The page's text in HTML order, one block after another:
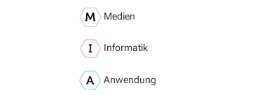
Medien
Informatik
Anwendung